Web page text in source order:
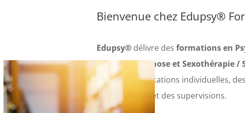
Bienvenue chez Edupsy®
Edupsy® délivre desformations en
Thérapie, Hypnose et Sexothérapie /
que des consultations individuelles,
et didactiques et des supervisions.